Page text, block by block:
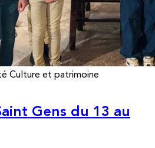
Culture et patrimoine
Gens du 13 au